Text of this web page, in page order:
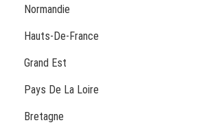
Normandie
Hauts-De-France
Grand Est
Pays De La Loire
Bretagne